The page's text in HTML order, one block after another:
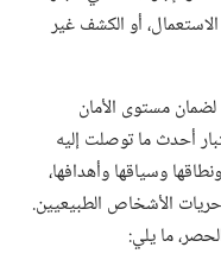
أو الكشف غير
لضمان مستوى الأمان
أحدث ما توصلت إليه
وسياقها وأهدافها،‏
الأشخاص الطبيعيين.‏
ما يلي:‏